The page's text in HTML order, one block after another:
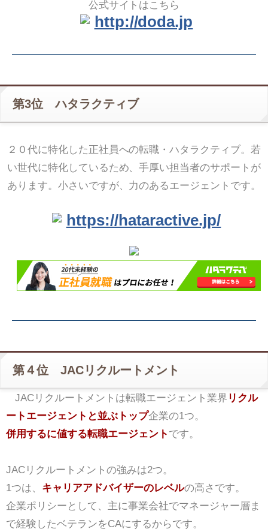
公式サイトはこちら
http://doda.jp
第3位 ハタラクティブ
２０代に特化した正社員への転職・ハタラクティブ。若
い世代に特化しているため、手厚い担当者のサポートが
あります。小さいですが、力のあるエージェントです。
https://hataractive.jp/
第４位 JACリクルートメント
JACリクルートメントは転職エージェント業界 リクル
ートエージェントと並ぶトップ企業の1つ。
併用するに値する転職エージェント です。
JACリクルートメントの強みは2つ。
1つは、 キャリアアドバイザーのレベルの高さです。
企業ポリシーとして、主に事業会社でマネージャー層ま
で経験したベテランをCAにするからです。